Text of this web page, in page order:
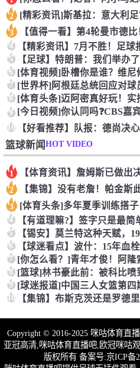
2
3
4
5 【足球】特朗普：我们举办
6
7
8
9
10
篮球新闻HOT VIDEO
1
2
3
4
5
6
7
8
9
10
Copyright © 2016-2025 咪咕体育直
亚冠高清,咪咕体育直播吧,欧冠咪咕
版权所有 备案号:京ICP备